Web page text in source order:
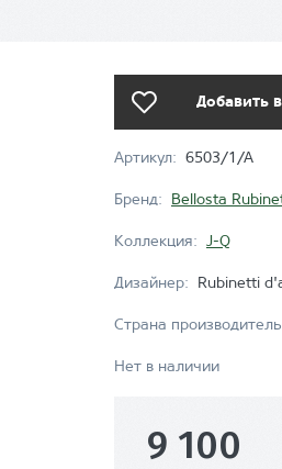
Добавить
Артикул: 6503/1/A
Бренд: Bellosta
Коллекция: J-Q
Дизайнер: Rubinetti
Страна
Нет в наличии
9 100